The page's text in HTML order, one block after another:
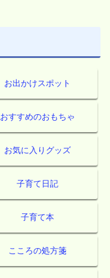
お出かけスポット
おすすめのおもちゃ
お気に入りグッズ
子育て日記
子育て本
こころの処方箋